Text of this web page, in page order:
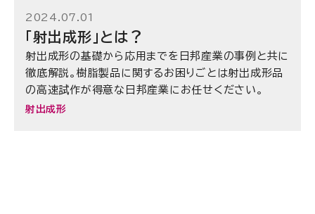
2024.07.01
「射出成形」とは？
射出成形の基礎から応用までを日邦産業の事例と共に
徹底解説。樹脂製品に関するお困りごとは射出成形品
の高速試作が得意な日邦産業にお任せください。
射出成形